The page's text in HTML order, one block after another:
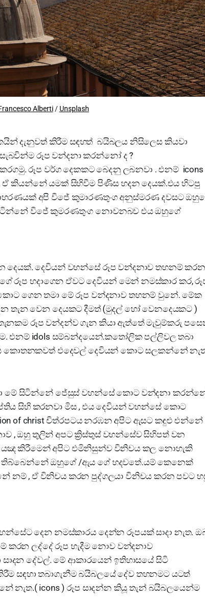
Alberti/ Unsplash
දැනුවත් කිරීම සඳහත් බයිබලය නිසිලෙස කියවා
රූප වන්දනා කරන්නෝ ද ?
රූප වර්ග දෙකකට බෙදනු ලබනවා . එනම් icons
ඒ කියන්නේ යමක් සිහිවීම පිණිස හදන දෙයක්.එය හිටපු
අපි විජේ කුමාරණතුංග අනුස්මරණ දවසට
සිටින්නේ විජේ කුමරණතුංග නොවනබව එය ඔහුගේ
දෙයක්. දෙවියන් වහන්සේ රූප වන්දනාව තහනම් කරන
රූප හදාගෙන ඒවට දෙවියන් මෙන් නමස්කාර කර,
ගෙන තමා මේ රූප වන්දනාව තහනම් වුනේ. මේක
වෙන දෙයකට දීමත් (මුදල් හෝ වෙනදෙයකට )
රූප වන්දන්ව ගැන කියා ඇත්තේ මැවුම්කරු
එනම් idols සම්බන්දයෙන්.කතෝලික පල්ලිවල තබා
කොතනකවත් එදෙවල් දෙවියන් කොට සලකන්නේ
මේ සිටින්නේ ජේසුස් වහන්සේ කොට වන්දනා
සිහි කරනවා මිස , එය දෙවියන් වහන්සේ කොට
of christ චිත්රපටය නරඹන අපිට ඇසට කඳුළු එන්නේ
, ඔහු තුලින් අපට ක්‍රිස්තුස් වහන්සේව සිහිපත් වන
යඤ කිරීමෙන් අපිට එමිනිසුන්ව විනිචය කල නොහැකි
ඔහුගේ /ඇය ගේ හදවතේ.යම් කෙනෙක්
නම් , ඒ විනිචය කරන පුද්ගලයා විනිචය කරන පවට
දෙන නමස්කාරය දෙන්න රූපයක් සාදා නැත.
ලද්දේ රූප හැදීම නොව වන්දනාව
දේවල්. මේ ආකාරයෙන් ඉතිහාසයේ සිටි
සඳහා තබාගැනීම බයිබලයේ දේව තහනමට යටත්
නැත.( icons ) රූප සාදන්න කියූ තැන් බයිබලයෙන්ම